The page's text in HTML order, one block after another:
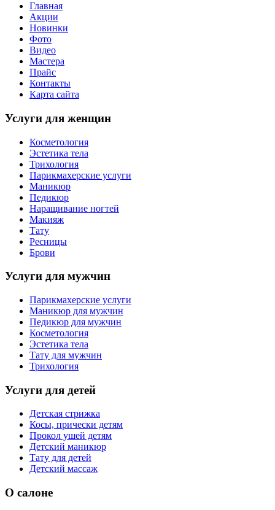
Главная
Акции
Новинки
Фото
Видео
Мастера
Прайс
Контакты
Карта сайта
Услуги для женщин
Косметология
Эстетика тела
Трихология
Парикмахерские услуги
Маникюр
Педикюр
Наращивание ногтей
Макияж
Тату
Ресницы
Брови
Услуги для мужчин
Парикмахерские услуги
Маникюр для мужчин
Педикюр для мужчин
Косметология
Эстетика тела
Тату для мужчин
Трихология
Услуги для детей
Детская стрижка
Косы, прически детям
Прокол ушей детям
Детский маникюр
Тату для детей
Детский массаж
О салоне